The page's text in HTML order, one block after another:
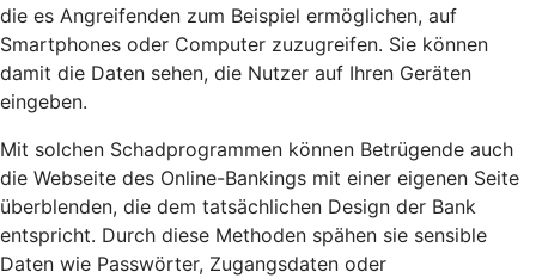
die es Angreifenden zum Beispiel ermöglichen, auf
Smartphones oder Computer zuzugreifen. Sie können
damit die Daten sehen, die Nutzer auf Ihren Geräten
eingeben.
Mit solchen Schadprogrammen können Betrügende auch
die Webseite des Online-Bankings mit einer eigenen Seite
überblenden, die dem tatsächlichen Design der Bank
entspricht. Durch diese Methoden spähen sie sensible
Daten wie Passwörter, Zugangsdaten oder